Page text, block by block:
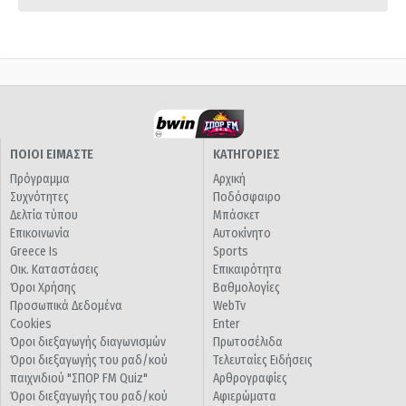
ΠΟΙΟΙ ΕΙΜΑΣΤΕ
Πρόγραμμα
Συχνότητες
Δελτία τύπου
Επικοινωνία
Greece Is
Οικ. Καταστάσεις
Όροι Χρήσης
Προσωπικά Δεδομένα
Cookies
Όροι διεξαγωγής διαγωνισμών
Όροι διεξαγωγής του ραδ/κού
παιχνιδιού "ΣΠΟΡ FM Quiz"
Όροι διεξαγωγής του ραδ/κού
ΚΑΤΗΓΟΡΙΕΣ
Αρχική
Ποδόσφαιρο
Μπάσκετ
Αυτοκίνητο
Sports
Επικαιρότητα
Βαθμολογίες
WebTv
Enter
Πρωτοσέλιδα
Τελευταίες Ειδήσεις
Αρθρογραφίες
Αφιερώματα